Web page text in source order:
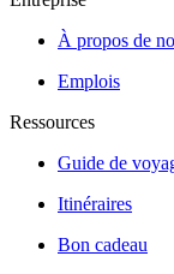
À propos de
Emplois
Ressources
Guide de
Itinéraires
Bon cadeau